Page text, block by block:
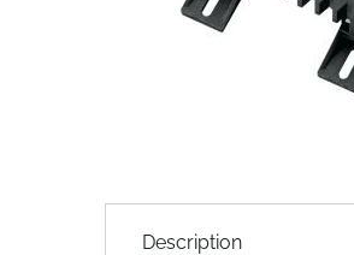
Description